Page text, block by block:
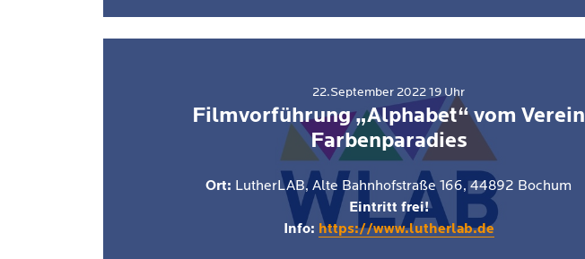
22.September 2022 19 Uhr
Filmvorführung „Alphabet“ vom Verein
Farbenparadies
Ort: LutherLAB, Alte Bahnhofstraße 166, 44892 Bochum
Eintritt frei!
Info: https://www.lutherlab.de